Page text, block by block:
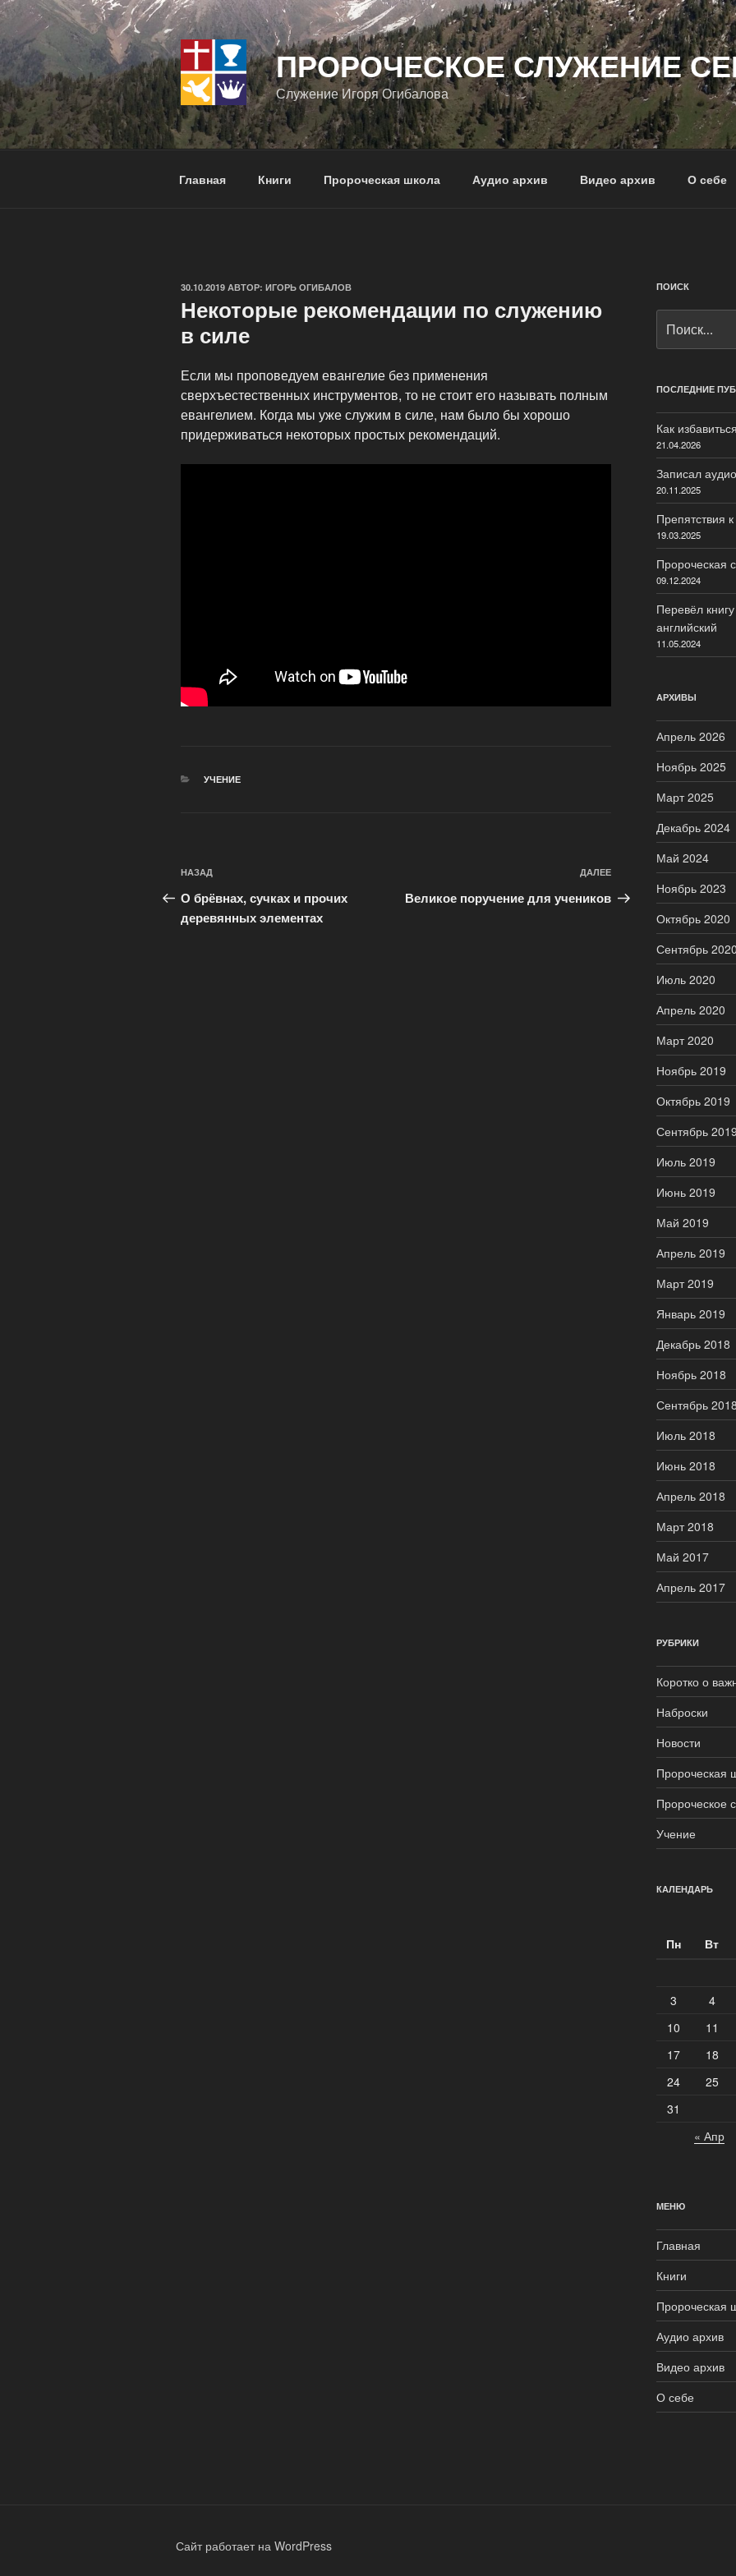
Перейти
содержимому
ПРОРОЧЕСКОЕ СЛУЖЕНИЕ
Служение Игоря Огибалова
Главная Книги Пророческая школа Аудио архив Видео архив О себе
ОПУБЛИКОВАНО
30.10.2019 АВТОР: ИГОРЬ ОГИБАЛОВ
Некоторые рекомендации по служению
в силе
Если мы проповедуем евангелие без применения
сверхъестественных инструментов, то не стоит его называть полным
евангелием. Когда мы уже служим в силе, нам было бы хорошо
придерживаться некоторых простых рекомендаций.
РУБРИКИ
УЧЕНИЕ
Навигация
по
записям
Предыдущая
запись:
НАЗАД
О брёвнах, сучках и прочих
деревянных элементах
Следующая
запись
ДАЛЕЕ
Великое поручение для учеников
ПОИСК
ПОСЛЕДНИЕ
Как
21.04.2026
Записал
20.11.2025
Препятствия
19.03.2025
Пророческая
09.12.2024
Перевёл
английский
11.05.2024
АРХИВЫ
Апрель 2026
Ноябрь 2025
Март 2025
Декабрь 2024
Май 2024
Ноябрь 2023
Октябрь 2020
Сентябрь
Июль 2020
Апрель 2020
Март 2020
Ноябрь 2019
Октябрь 2019
Сентябрь
Июль 2019
Июнь 2019
Май 2019
Апрель 2019
Март 2019
Январь 2019
Декабрь 2018
Ноябрь 2018
Сентябрь
Июль 2018
Июнь 2018
Апрель 2018
Март 2018
Май 2017
Апрель 2017
РУБРИКИ
Коротко о
Наброски
Новости
Пророческая
Пророческое
Учение
КАЛЕНДАРЬ
Пн Вт
3
4
10
11
17
18
24
25
31
« Апр
МЕНЮ
Главная
Книги
Пророческая
Аудио архив
Видео архив
О себе
Сайт работает на WordPress